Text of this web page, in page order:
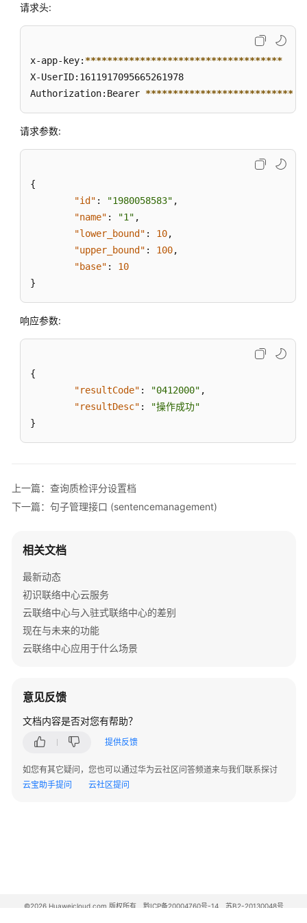
席）
集
联
邦
端
接
智
质
功
能
集
成
质
检
评
口
质
用
请求头:
x-app-key: ************************************
X-UserID:1611917095665261978
Authorization:Bearer ****************************
请求参数:
{
"id" : "1980058583" ,
"name" : "1" ,
"lower_bound" : 10,
"upper_bound" : 100,
"base" :
10
}
响应参数:
{
"resultCode" : "0412000" ,
"resultDesc" :
"操作成功"
}
上一篇：查询质检评分设置档
下一篇：句子管理接口 (sentencemanagement)
相关文档
最新动态
初识联络中心云服务
云联络中心与入驻式联络中心的差别
现在与未来的功能
云联络中心应用于什么场景
意见反馈
文档内容是否对您有帮助？
提供反馈
如您有其它疑问，您也可以通过华为云社区问答频道来与我们联系探讨
云宝助手提问
云社区提问
©2026 Huaweicloud.com 版权所有 黔ICP备20004760号-14
苏B2-20130048号